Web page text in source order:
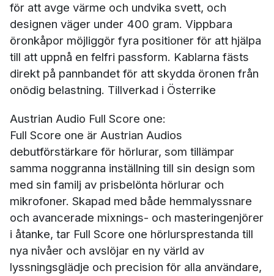
för att avge värme och undvika svett, och
designen väger under 400 gram. Vippbara
öronkåpor möjliggör fyra positioner för att hjälpa
till att uppnå en felfri passform. Kablarna fästs
direkt på pannbandet för att skydda öronen från
onödig belastning. Tillverkad i Österrike
Austrian Audio Full Score one:
Full Score one är Austrian Audios
debutförstärkare för hörlurar, som tillämpar
samma noggranna inställning till sin design som
med sin familj av prisbelönta hörlurar och
mikrofoner. Skapad med både hemmalyssnare
och avancerade mixnings- och masteringenjörer
i åtanke, tar Full Score one hörlursprestanda till
nya nivåer och avslöjar en ny värld av
lyssningsglädje och precision för alla användare,